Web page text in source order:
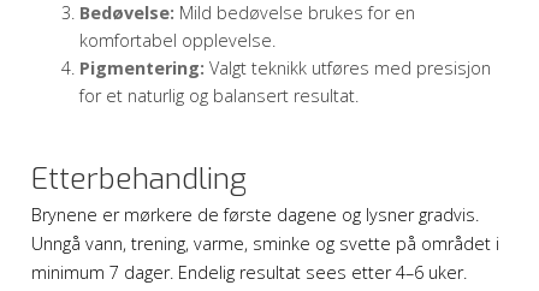
Bedøvelse: Mild bedøvelse brukes for en
komfortabel opplevelse.
Pigmentering: Valgt teknikk utføres med presisjon
for et naturlig og balansert resultat.
Etterbehandling
Brynene er mørkere de første dagene og lysner gradvis.
Unngå vann, trening, varme, sminke og svette på området i
minimum 7 dager. Endelig resultat sees etter 4–6 uker.